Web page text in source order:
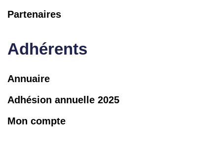
Partenaires
Adhérents
Annuaire
Adhésion annuelle 2025
Mon compte